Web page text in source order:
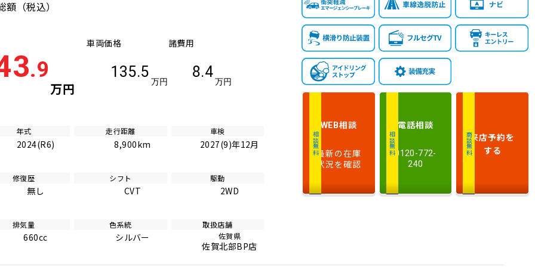
額 （税込）
.9
万円
車両価格
135.5
万円
諸費用
8.4
万円
年式
2024(R6)
走行距離
8,900km
車検
2027(9)年12月
修復歴
無し
シフト
CVT
駆動
2WD
排気量
660cc
色系統
シルバー
取扱店舗
佐賀県
佐賀北部BP店
相談無料
WEB相談
最新の在庫
状況を確認
相談無料
電話相談
0120-772-
240
商談無料来店予約を
する